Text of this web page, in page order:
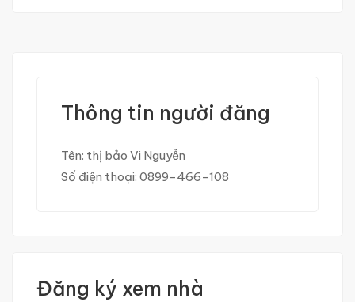
Thông tin người đăng
Tên: thị bảo Vi Nguyễn
Số điện thoại: 0899-466-108
Đăng ký xem nhà